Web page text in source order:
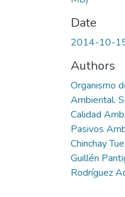
Date
2014-10-
Authors
Organismo
Ambiental.
Calidad
Pasivos
Chinchay
Guillén
Rodríguez